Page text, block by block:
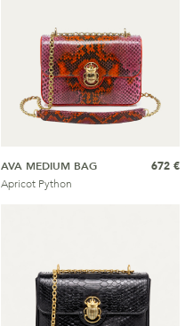
AVA MEDIUM BAG
Apricot Python
672 €